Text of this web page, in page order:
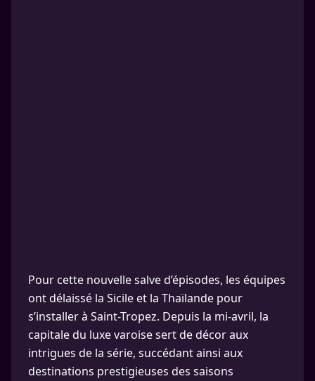
Pour cette nouvelle salve d’épisodes, les équipes
ont délaissé la Sicile et la Thaïlande pour
s’installer à Saint-Tropez. Depuis la mi-avril, la
capitale du luxe varoise sert de décor aux
intrigues de la série, succédant ainsi aux
destinations prestigieuses des saisons